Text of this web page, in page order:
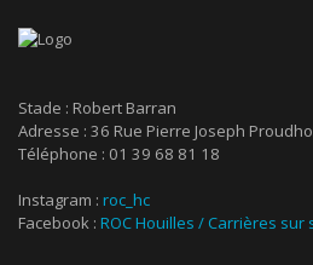
Stade : Robert Barran
Adresse : 36 Rue Pierre Joseph
Téléphone : 01 39 68 81 18
Instagram : roc_hc
Facebook : ROC Houilles / Carrières sur